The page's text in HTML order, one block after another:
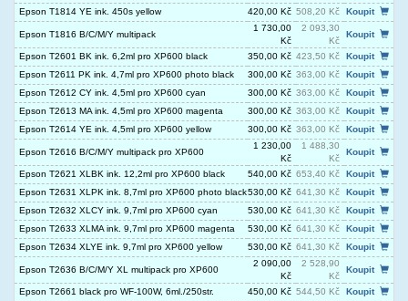
Epson T1814 YE ink. 450s yellow
420,00 Kč 508,20 Kč Koupit
Epson T1816 B/C/M/Y multipack
1 730,00
Kč
2 093,30
Kč
Koupit
Epson T2601 BK ink. 6,2ml pro XP600 black 350,00 Kč 423,50 Kč
Koupit
Epson T2611 PK ink. 4,7ml pro XP600 photo black
300,00 Kč 363,00 Kč
Koupit
Epson T2612 CY ink. 4,5ml pro XP600 cyan
300,00 Kč 363,00 Kč
Koupit
Epson T2613 MA ink. 4,5ml pro XP600 magenta
300,00 Kč 363,00 Kč
Koupit
Epson T2614 YE ink. 4,5ml pro XP600 yellow
300,00 Kč 363,00 Kč Koupit
Epson T2616 B/C/M/Y multipack pro XP600
1 230,00
Kč
1 488,30
Kč
Koupit
Epson T2621 XLBK ink. 12,2ml pro XP600 black 540,00 Kč 653,40 Kč
Koupit
Epson T2631 XLPK ink. 8,7ml pro XP600 photo black530,00 Kč 641,30 Kč
Koupit
Epson T2632 XLCY ink. 9,7ml pro XP600 cyan
530,00 Kč 641,30 Kč
Koupit
Epson T2633 XLMA ink. 9,7ml pro XP600 magenta
530,00 Kč 641,30 Kč
Koupit
Epson T2634 XLYE ink. 9,7ml pro XP600 yellow
530,00 Kč 641,30 Kč Koupit
Epson T2636 B/C/M/Y XL multipack pro XP600
2 090,00
Kč
2 528,90
Kč
Koupit
Epson T2661 black pro WF-100W, 6ml./250str. 450,00 Kč 544,50 Kč
Koupit